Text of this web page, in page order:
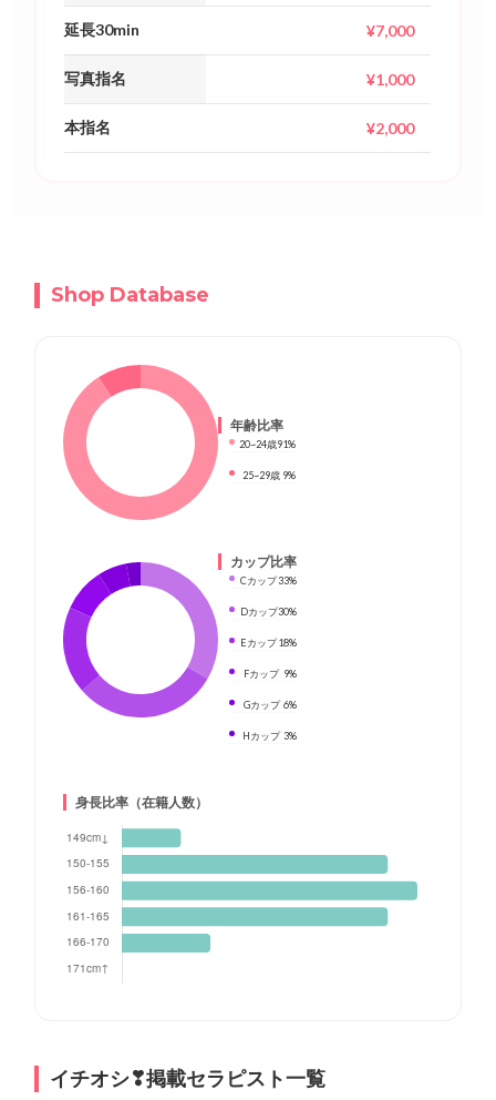
延長30min ¥7,000
写真指名 ¥1,000
本指名 ¥2,000
Shop Database
年齢比率
20~24歳91%
25~29歳 9%
カップ比率
Cカップ33%
Dカップ30%
Eカップ18%
Fカップ 9%
Gカップ 6%
Hカップ 3%
身長比率（在籍人数）
イチオシ❣掲載セラピスト一覧